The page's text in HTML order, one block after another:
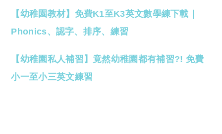
【幼稚園教材】免費K1至K3英文數學練下載｜
Phonics、認字、排序、練習
【幼稚園私人補習】竟然幼稚園都有補習?! 免費
小一至小三英文練習